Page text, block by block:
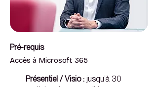
Pré-requis
Accès à Microsoft 365
Présentiel / Visio : jusqu’à 30